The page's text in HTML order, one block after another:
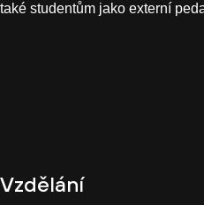
také studentům jako externí
Vzdělání